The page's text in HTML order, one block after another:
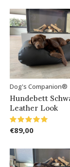
Dog's Companion®
Hundebett
Leather Look
€89,00